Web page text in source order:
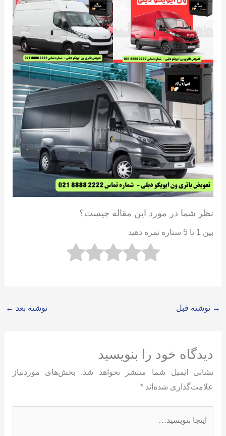
نظر شما در مورد این مقاله چیست؟
بین 1 تا 5 ستاره نمره دهید
→ نوشته قبل نوشته بعد ←
دیدگاه‌ خود را بنویسید
نشانی ایمیل شما منتشر نخواهد شد.
بخش‌های موردنیاز
علامت‌گذاری شده‌اند *
بنویسید…